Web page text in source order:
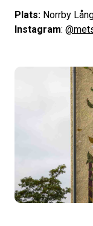
Plats: Norrby
Instagram: